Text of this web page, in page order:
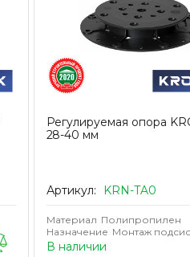
Регулируемая опора
28-40 мм
Артикул: KRN-TA0
Материал Полипропилен
Назначение Монтаж
В наличии